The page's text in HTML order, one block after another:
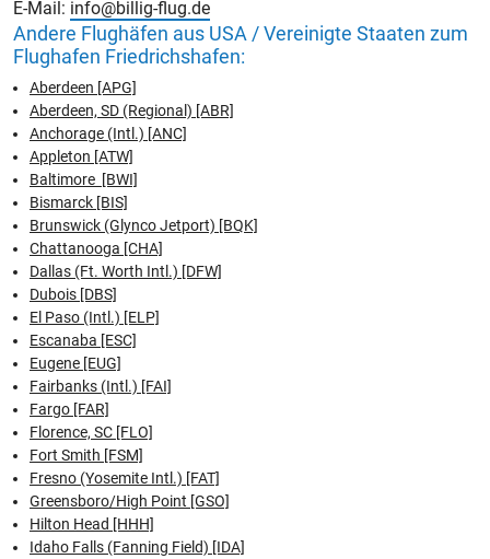
E-Mail: info@billig-flug.de
Andere Flughäfen aus USA / Vereinigte Staaten zum
Flughafen Friedrichshafen:
Aberdeen [APG]
Aberdeen, SD (Regional) [ABR]
Anchorage (Intl.) [ANC]
Appleton [ATW]
Baltimore [BWI]
Bismarck [BIS]
Brunswick (Glynco Jetport) [BQK]
Chattanooga [CHA]
Dallas (Ft. Worth Intl.) [DFW]
Dubois [DBS]
El Paso (Intl.) [ELP]
Escanaba [ESC]
Eugene [EUG]
Fairbanks (Intl.) [FAI]
Fargo [FAR]
Florence, SC [FLO]
Fort Smith [FSM]
Fresno (Yosemite Intl.) [FAT]
Greensboro/High Point [GSO]
Hilton Head [HHH]
Idaho Falls (Fanning Field) [IDA]